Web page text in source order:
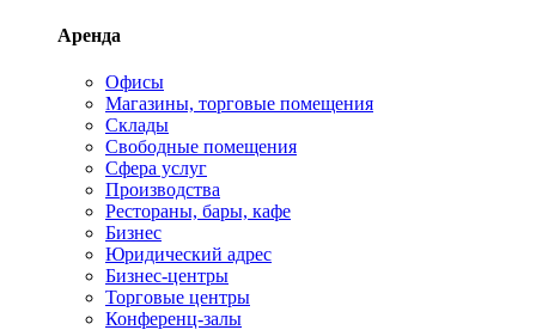
Аренда
Офисы
Магазины, торговые помещения
Склады
Свободные помещения
Сфера услуг
Производства
Рестораны, бары, кафе
Бизнес
Юридический адрес
Бизнес-центры
Торговые центры
Конференц-залы